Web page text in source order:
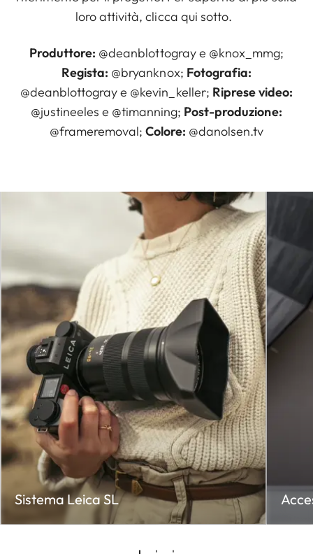
loro attività, clicca qui sotto.
Produttore: @deanblottograye @knox_mmg;
Regista: @bryanknox; Fotografia:
@deanblottograye @kevin_keller; Riprese video:
@justineeles e @timanning; Post-produzione:
@frameremoval; Colore: @danolsen.tv
Sistema Leica SL